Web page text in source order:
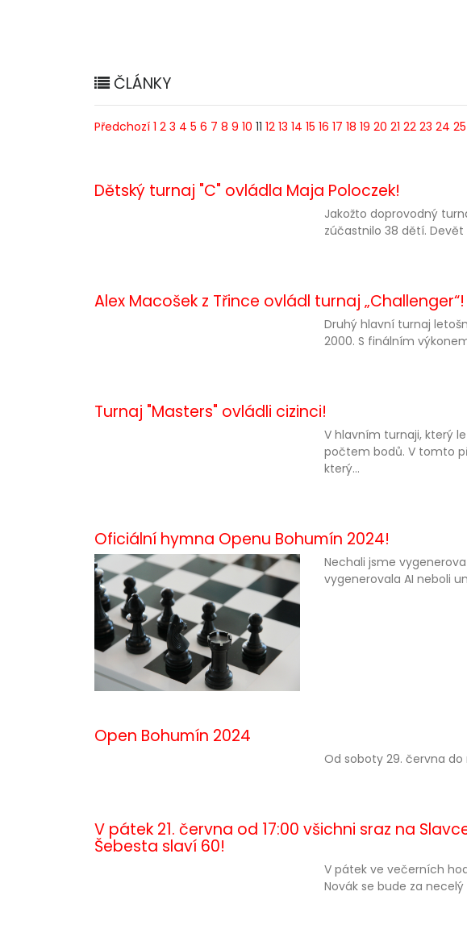
ČLÁNKY
Předchozí 1 2 3 4 5 6 7 8 9 10 11 12 13 14 15 16 17 18 19 20 21 22 23 24 25
Dětský turnaj "C" ovládla Maja Poloczek!
Jakožto doprovodný
zúčastnilo 38 dětí.
Alex Macošek z Třince ovládl turnaj „Challenger“!
Druhý hlavní turnaj
2000. S finálním
Turnaj "Masters" ovládli cizinci!
V hlavním turnaji, který
počtem bodů. V tomto
který...
Oficiální hymna Openu Bohumín 2024!
Nechali jsme
vygenerovala AI neboli
Open Bohumín 2024
Od soboty 29. června
V pátek 21. června od 17:00 všichni sraz na
Šebesta slaví 60!
V pátek ve večerních
Novák se bude za necelý